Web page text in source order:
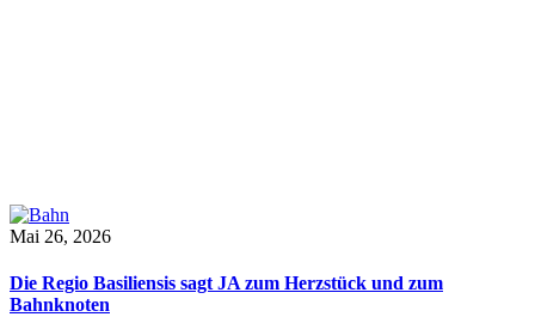
Mai 26, 2026
Die Regio Basiliensis sagt JA zum Herzstück und zum
Bahnknoten